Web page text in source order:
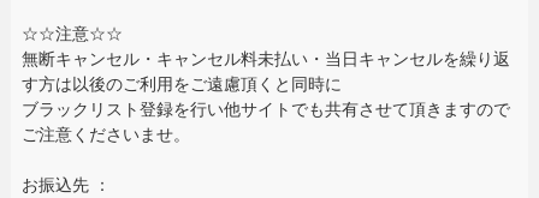
☆☆注意☆☆
無断キャンセル・キャンセル料未払い・当日キャンセルを繰り返
す方は以後のご利用をご遠慮頂くと同時に
ブラックリスト登録を行い他サイトでも共有させて頂きますので
ご注意くださいませ。
お振込先 ：